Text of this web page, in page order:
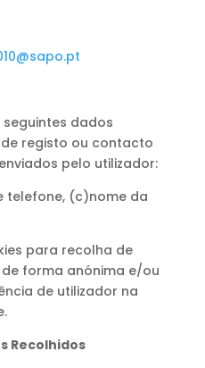
seguintes dados
registo ou contacto
pelo utilizador:
telefone, (c)nome da
para recolha de
forma anónima e/ou
de utilizador na
Recolhidos